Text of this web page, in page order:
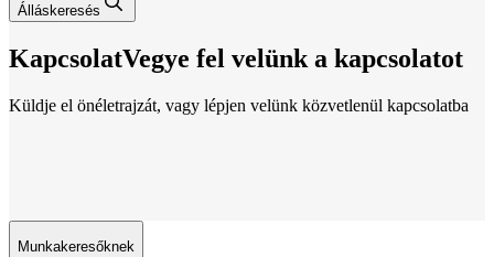
Álláskeresés
KapcsolatVegye fel velünk a kapcsolatot
Küldje el önéletrajzát, vagy lépjen velünk közvetlenül kapcsolatba
Munkakeresőknek